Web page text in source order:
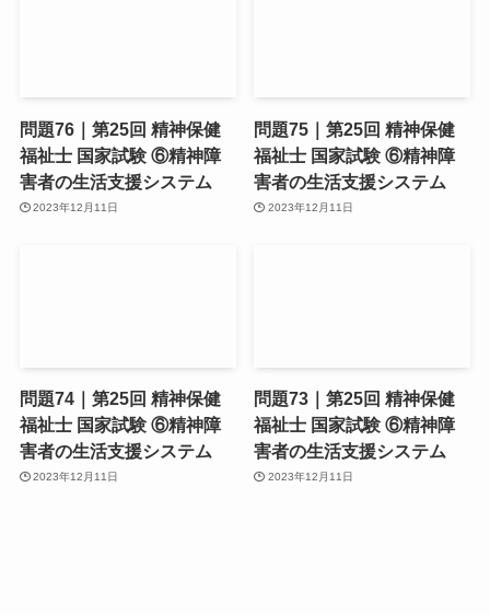
問題76｜第25回 精神保健
福祉士 国家試験 ⑥精神障
害者の生活支援システム
2023年12月11日
問題75｜第25回 精神保健
福祉士 国家試験 ⑥精神障
害者の生活支援システム
2023年12月11日
問題74｜第25回 精神保健
福祉士 国家試験 ⑥精神障
害者の生活支援システム
2023年12月11日
問題73｜第25回 精神保健
福祉士 国家試験 ⑥精神障
害者の生活支援システム
2023年12月11日